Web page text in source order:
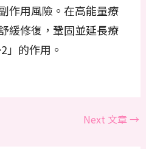
作用風險。在高能量療
緩修復，鞏固並延長療
」的作用。
Next 文章→